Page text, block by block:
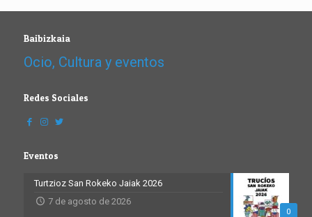
Baibizkaia
Ocio, Cultura y eventos
Redes Sociales
Eventos
0
Turtzioz San Rokeko Jaiak 2026
7 de agosto de 2026